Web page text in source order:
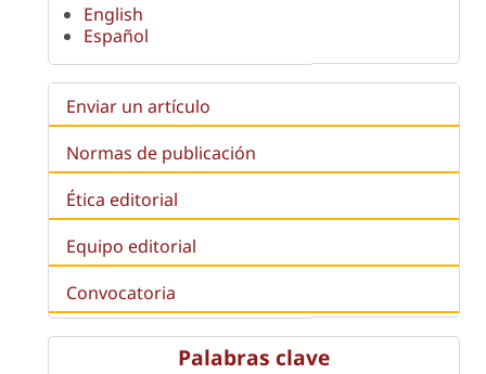
English
Español
Enviar un artículo
Normas de publicación
Ética editorial
Equipo editorial
Convocatoria
Palabras clave